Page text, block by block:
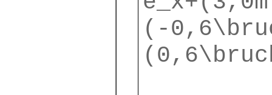
(-